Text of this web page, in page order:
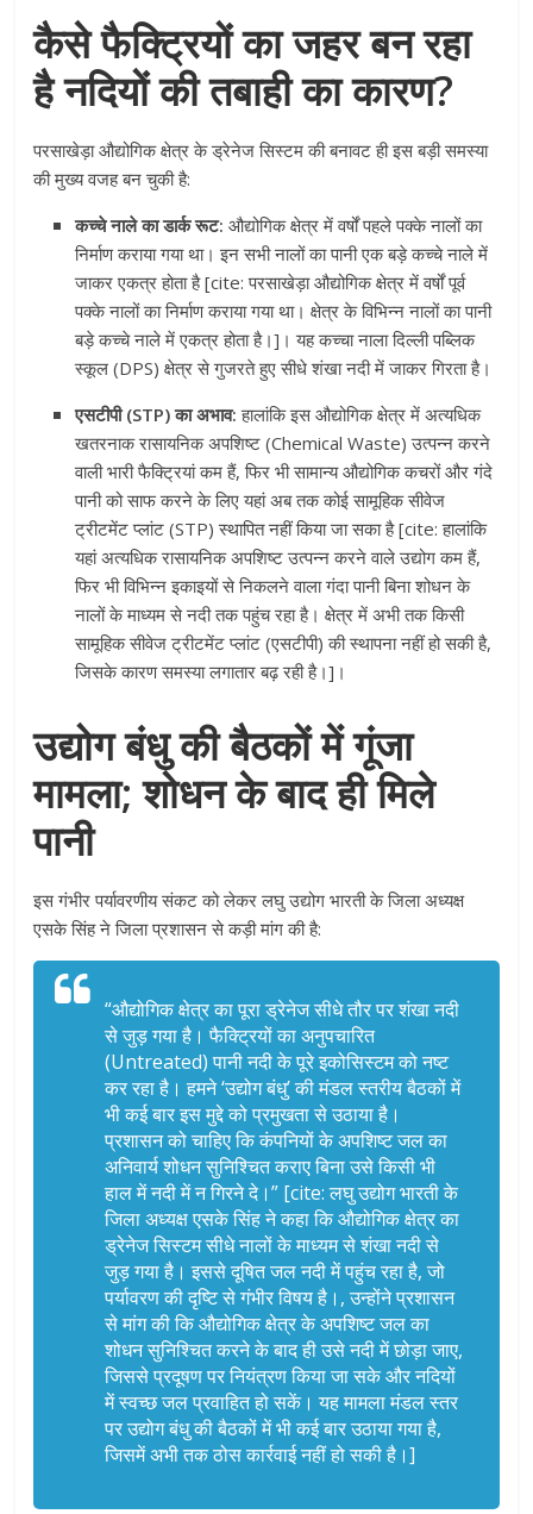
कैसे फैक्ट्रियों का जहर बन रहा
है नदियों की तबाही का कारण?
परसाखेड़ा औद्योगिक क्षेत्र के ड्रेनेज सिस्टम की बनावट ही इस बड़ी समस्या
की मुख्य वजह बन चुकी है:
कच्चे नाले का डार्क रूट: औद्योगिक क्षेत्र में वर्षों पहले पक्के नालों का
निर्माण कराया गया था। इन सभी नालों का पानी एक बड़े कच्चे नाले में
जाकर एकत्र होता है [cite: परसाखेड़ा औद्योगिक क्षेत्र में वर्षों पूर्व
पक्के नालों का निर्माण कराया गया था। क्षेत्र के विभिन्न नालों का पानी
बड़े कच्चे नाले में एकत्र होता है।]। यह कच्चा नाला दिल्ली पब्लिक
स्कूल (DPS) क्षेत्र से गुजरते हुए सीधे शंखा नदी में जाकर गिरता है।
एसटीपी (STP) का अभाव: हालांकि इस औद्योगिक क्षेत्र में अत्यधिक
खतरनाक रासायनिक अपशिष्ट (Chemical Waste) उत्पन्न करने
वाली भारी फैक्ट्रियां कम हैं, फिर भी सामान्य औद्योगिक कचरों और गंदे
पानी को साफ करने के लिए यहां अब तक कोई सामूहिक सीवेज
ट्रीटमेंट प्लांट (STP) स्थापित नहीं किया जा सका है [cite: हालांकि
यहां अत्यधिक रासायनिक अपशिष्ट उत्पन्न करने वाले उद्योग कम हैं,
फिर भी विभिन्न इकाइयों से निकलने वाला गंदा पानी बिना शोधन के
नालों के माध्यम से नदी तक पहुंच रहा है। क्षेत्र में अभी तक किसी
सामूहिक सीवेज ट्रीटमेंट प्लांट (एसटीपी) की स्थापना नहीं हो सकी है,
जिसके कारण समस्या लगातार बढ़ रही है।]।
उद्योग बंधु की बैठकों में गूंजा
मामला; शोधन के बाद ही मिले
पानी
इस गंभीर पर्यावरणीय संकट को लेकर लघु उद्योग भारती के जिला अध्यक्ष
एसके सिंह ने जिला प्रशासन से कड़ी मांग की है:
“औद्योगिक क्षेत्र का पूरा ड्रेनेज सीधे तौर पर शंखा नदी
से जुड़ गया है। फैक्ट्रियों का अनुपचारित
(Untreated) पानी नदी के पूरे इकोसिस्टम को नष्ट
कर रहा है। हमने ‘उद्योग बंधु’ की मंडल स्तरीय बैठकों में
भी कई बार इस मुद्दे को प्रमुखता से उठाया है।
प्रशासन को चाहिए कि कंपनियों के अपशिष्ट जल का
अनिवार्य शोधन सुनिश्चित कराए बिना उसे किसी भी
हाल में नदी में न गिरने दे।” [cite: लघु उद्योग भारती के
जिला अध्यक्ष एसके सिंह ने कहा कि औद्योगिक क्षेत्र का
ड्रेनेज सिस्टम सीधे नालों के माध्यम से शंखा नदी से
जुड़ गया है। इससे दूषित जल नदी में पहुंच रहा है, जो
पर्यावरण की दृष्टि से गंभीर विषय है।, उन्होंने प्रशासन
से मांग की कि औद्योगिक क्षेत्र के अपशिष्ट जल का
शोधन सुनिश्चित करने के बाद ही उसे नदी में छोड़ा जाए,
जिससे प्रदूषण पर नियंत्रण किया जा सके और नदियों
में स्वच्छ जल प्रवाहित हो सकें। यह मामला मंडल स्तर
पर उद्योग बंधु की बैठकों में भी कई बार उठाया गया है,
जिसमें अभी तक ठोस कार्रवाई नहीं हो सकी है।]